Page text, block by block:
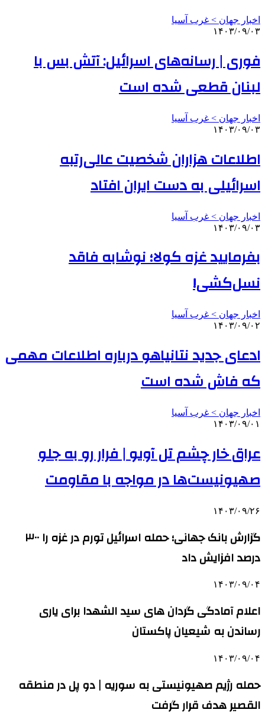
اخبار جهان > غرب آسیا
۱۴۰۳/۰۹/۰۳
فوری | رسانه‌های اسرائیل: آتش بس با
لبنان قطعی شده است
اخبار جهان > غرب آسیا
۱۴۰۳/۰۹/۰۳
اطلاعات هزاران شخصیت عالی‌رتبه
اسرائیلی به دست ایران افتاد
اخبار جهان > غرب آسیا
۱۴۰۳/۰۹/۰۳
بفرمایید غزه‌ کولا؛ نوشابه فاقد
نسل‌کشی!
اخبار جهان > غرب آسیا
۱۴۰۳/۰۹/۰۲
ادعای جدید نتانیاهو درباره اطلاعات مهمی
که فاش شده است
اخبار جهان > غرب آسیا
۱۴۰۳/۰۹/۰۱
عراق خار چشم تل آویو | فرار رو به جلو
صهیونیست‌ها در مواجه با مقاومت
۱۴۰۳/۰۹/۲۶
گزارش بانک جهانی؛ حمله اسرائیل تورم در غزه را ۳۰۰
درصد افزایش داد
۱۴۰۳/۰۹/۰۴
اعلام آمادگی گردان های سید الشهدا برای یاری
رساندن به شیعیان پاکستان
۱۴۰۳/۰۹/۰۴
حمله رژیم صهیونیستی به سوریه | دو پل در منطقه
القصیر هدف قرار گرفت